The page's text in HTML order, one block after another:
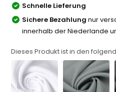
Schnelle Lieferung
Sichere Bezahlung nur
innerhalb der Niederlande
Dieses Produkt ist in den